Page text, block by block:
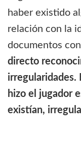
haber existido
relación con la
documentos
directo
irregularidades.
hizo el jugador
existían,